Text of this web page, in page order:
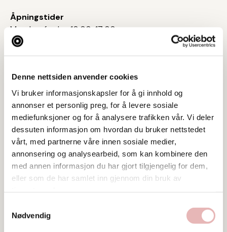
Denne nettsiden anvender cookies
Vi bruker informasjonskapsler for å gi innhold og
annonser et personlig preg, for å levere sosiale
mediefunksjoner og for å analysere trafikken vår. Vi deler
dessuten informasjon om hvordan du bruker nettstedet
vårt, med partnerne våre innen sosiale medier,
annonsering og analysearbeid, som kan kombinere den
med annen informasjon du har gjort tilgjengelig for dem,
eller som de har samlet inn gjennom din bruk av
Nødvendig
Åpningstider
Mandag-fredag 10:00-17:00
torsdag 10:00-19:00
lørdag 10:00-16:00
Tar BYENgavekortet
Tar digitalt BYENgavekort
Postadresse
Kirkegata 3, 4006 STAVANGER
Web